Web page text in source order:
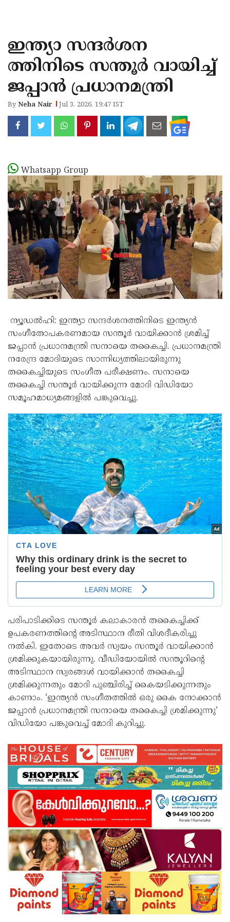
KANNUR
KASARAGOD
ഇന്ത്യാ സന്ദർശന
ത്തിനിടെ സന്തൂർ വായിച്ച്
ജപ്പാൻ പ്രധാനമന്ത്രി
ByNeha Nair Jul 3, 2026, 19:47 IST
Whatsapp Group
ന്യൂഡൽഹി: ഇന്ത്യാ സന്ദർശനത്തിനിടെ ഇന്ത്യൻ
സംഗീതോപകരണമായ സന്തൂർ വായിക്കാൻ ശ്രമിച്ച്
ജപ്പാൻ പ്രധാനമന്ത്രി സനായെ തകൈച്ചി. പ്രധാനമന്ത്രി
നരേന്ദ്ര മോദിയുടെ സാന്നിധ്യത്തിലായിരുന്നു
തകൈച്ചിയുടെ സംഗീത പരീക്ഷണം. സനായെ
തകൈച്ചി സന്തൂർ വായിക്കുന്ന മോദി വിഡിയോ
സമൂഹമാധ്യമങ്ങളിൽ പങ്കുവെച്ചു.
പരിപാടിക്കിടെ സന്തൂർ കലാകാരൻ തകൈച്ചിക്ക്
ഉപകരണത്തിന്റെ അടിസ്ഥാന രീതി വിശദീകരിച്ചു
നൽകി. ഇതോടെ അവർ സ്വയം സന്തൂർ വായിക്കാൻ
ശ്രമിക്കുകയായിരുന്നു. വീഡിയോയിൽ സന്തൂറിന്റെ
അടിസ്ഥാന സ്വരങ്ങൾ വായിക്കാൻ തകൈച്ചി
ശ്രമിക്കുന്നതും മോദി പുഞ്ചിരിച്ച് കൈയടിക്കുന്നതും
കാണാം. ‘ഇന്ത്യൻ സംഗീതത്തിൽ ഒരു കൈ നോക്കാൻ
ജപ്പാൻ പ്രധാനമന്ത്രി സനായെ തകൈച്ചി ശ്രമിക്കുന്നു’
വിഡിയോ പങ്കുവെച്ച് മോദി കുറിച്ചു.